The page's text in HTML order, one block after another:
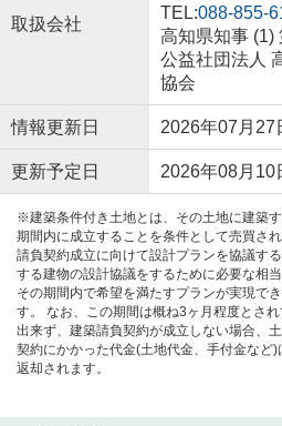
取扱会社
TEL:088-855-
高知県知事 (1)
公益社団法人
協会
情報更新日 2026年07月27
更新予定日 2026年08月10
※建築条件付き土地とは、その土地に建築
期間内に成立することを条件として売買さ
請負契約成立に向けて設計プランを協議す
する建物の設計協議をするために必要な相
その期間内で希望を満たすプランが実現で
す。 なお、この期間は概ね3ヶ月程度とさ
出来ず、建築請負契約が成立しない場合、
契約にかかった代金(土地代金、手付金など
返却されます。